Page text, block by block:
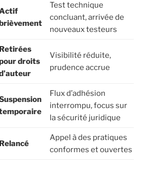
brièvement
Test technique
concluant, arrivée de
nouveaux testeurs
Retirées
droits
Visibilité réduite,
prudence accrue
Flux d’adhésion
interrompu, focus sur
la sécurité juridique
Relancé
Appel à des pratiques
conformes et ouvertes